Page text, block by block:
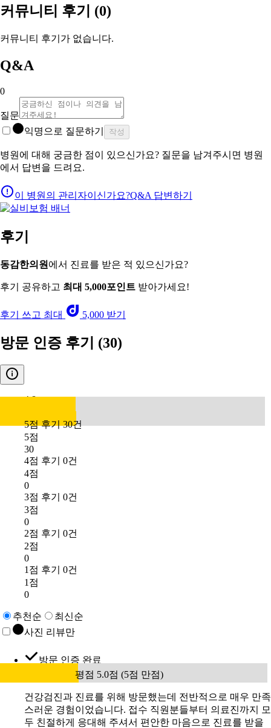
커뮤니티 후기 (0)
커뮤니티 후기가 없습니다.
Q&A
0
질문
익명으로 질문하기
작성
병원에 대해 궁금한 점이 있으신가요? 질문을 남겨주시면 병원
에서 답변을 드려요.
이 병원의 관리자이신가요?Q&A 답변하기
후기
동감한의원 에서 진료를 받은 적 있으신가요?
후기 공유하고 최대 5,000포인트 받아가세요!
후기 쓰고 최대 5,000 받기
방문 인증 후기 (30)
4.8
5점 후기 30건
5점
30
4점 후기 0건
4점
0
3점 후기 0건
3점
0
2점 후기 0건
2점
0
1점 후기 0건
1점
0
추천순
최신순
사진 리뷰만
방문 인증 완료
평점 5.0점 (5점 만점)
건강검진과 진료를 위해 방문했는데 전반적으로 매우 만족
스러운 경험이었습니다. 접수 직원분들부터 의료진까지 모
두 친절하게 응대해 주셔서 편안한 마음으로 진료를 받을